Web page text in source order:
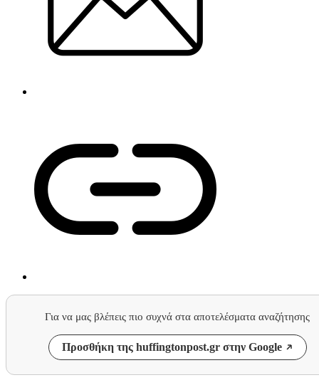
Για να μας βλέπεις πιο συχνά στα αποτελέσματα αναζήτησης
Προσθήκη της huffingtonpost.gr στην Google